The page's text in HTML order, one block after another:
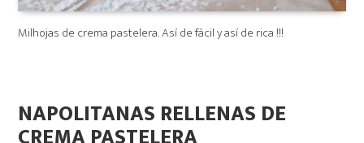
Milhojas de crema pastelera. Así de fácil y así de rica !!!
NAPOLITANAS RELLENAS DE